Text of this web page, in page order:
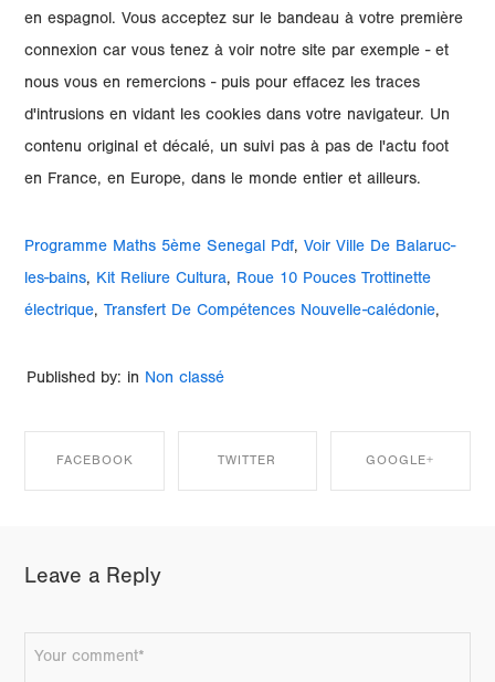
Programme Maths 5ème Senegal Pdf, Voir Ville De Balaruc-
les-bains, Kit Reliure Cultura, Roue 10 Pouces Trottinette
électrique, Transfert De Compétences Nouvelle-calédonie,
Published by: in Non classé
FACEBOOK
FACEBOOK
TWITTER GOOGLE+
Leave a Reply